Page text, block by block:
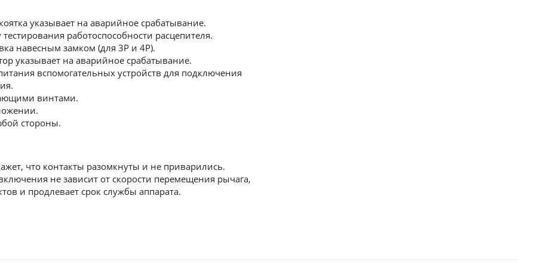
указывает на аварийное срабатывание.
работоспособности расцепителя.
навесным замком (для 3Р и 4Р).
указывает на аварийное срабатывание.
вспомогательных устройств для подключения
винтами.
стороны.
что контакты разомкнуты и не приварились.
не зависит от скорости перемещения рычага,
и продлевает срок службы аппарата.